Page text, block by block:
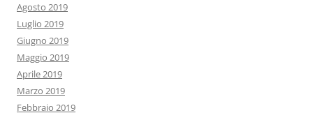
Agosto 2019
Luglio 2019
Giugno 2019
Maggio 2019
Aprile 2019
Marzo 2019
Febbraio 2019